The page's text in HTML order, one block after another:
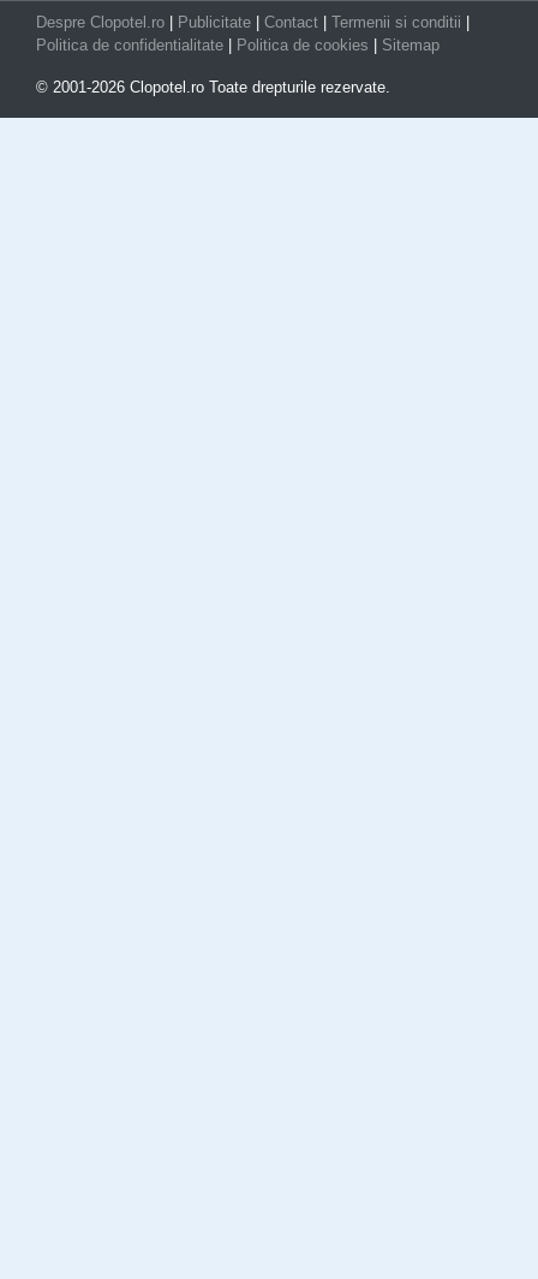
Despre Clopotel.ro Publicitate Contact Termenii si conditii
Politica de confidentialitate
Politica de cookies Sitemap
© 2001-2026 Clopotel.ro Toate drepturile rezervate.